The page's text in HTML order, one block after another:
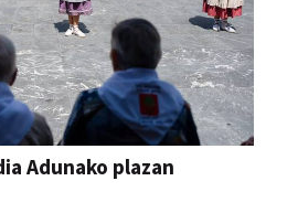
Adunako plazan